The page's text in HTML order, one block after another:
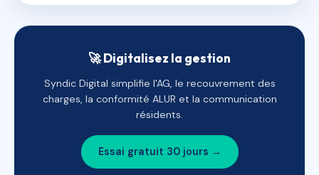
🚀 Digitalisez la gestion
Syndic Digital simplifie l'AG, le recouvrement des
charges, la conformité ALUR et la communication
résidents.
Essai gratuit 30 jours →